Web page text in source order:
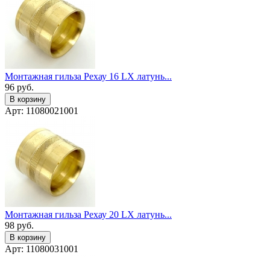
Монтажная гильза Рехау 16 LX латунь...
96 руб.
В корзину
Арт: 11080021001
Монтажная гильза Рехау 20 LX латунь...
98 руб.
В корзину
Арт: 11080031001